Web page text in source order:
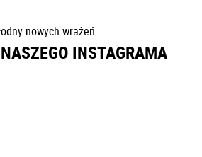
nowych wrażeń
INSTAGRAMA